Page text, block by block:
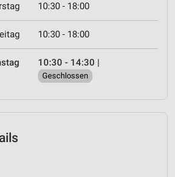
10:30 - 18:00
10:30 - 18:00
10:30 - 14:30 |
Geschlossen